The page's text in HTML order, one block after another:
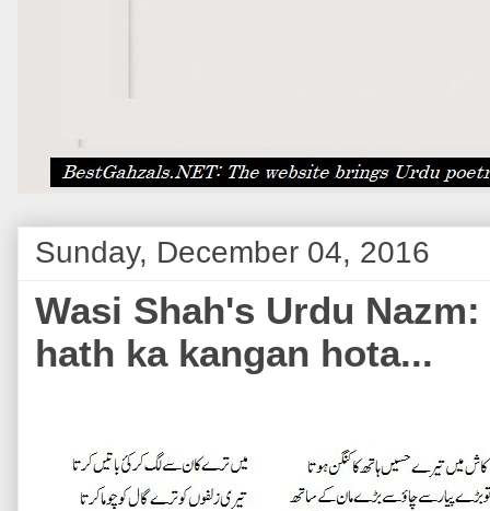
Sunday, December 04, 2016
Wasi Shah's Urdu
hath ka kangan hota...